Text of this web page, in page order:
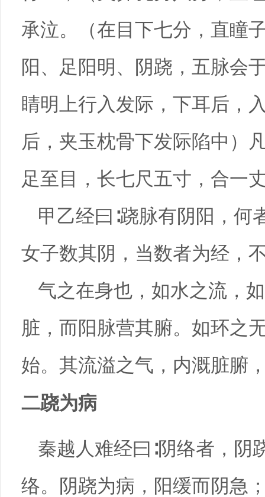
承泣。（在目下七分，直瞳
阳、足阳明、阴跷，五脉会
睛明上行入发际，下耳后，
后，夹玉枕骨下发际陷中）
足至目，长七尺五寸，合一
甲乙经曰∶跷脉有阴阳，何
女子数其阴，当数者为经，
气之在身也，如水之流，
脏，而阳脉营其腑。如环之
始。其流溢之气，内溉脏腑
二跷为病
秦越人难经曰∶阴络者，阴
络。阴跷为病，阳缓而阴急